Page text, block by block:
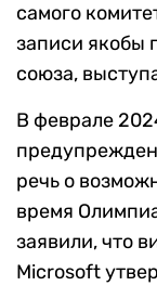
самого
записи якобы
союза,
В феврале
речь о
время
заявили, что
Microsoft